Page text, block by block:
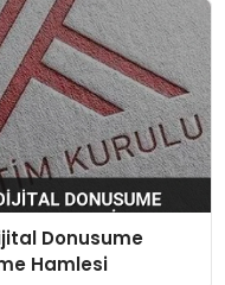
Donusume
Hamlesi